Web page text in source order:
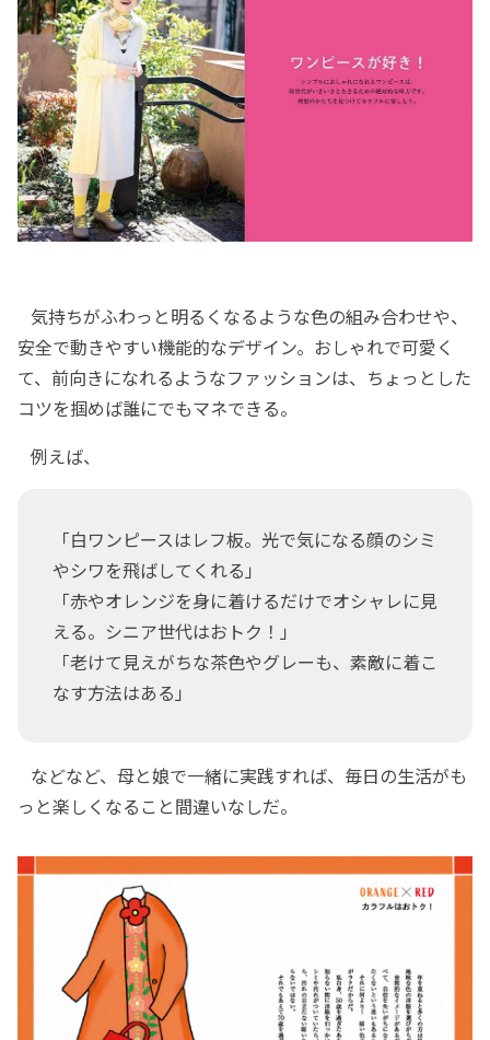
気持ちがふわっと明るくなるような色の組み合わせや、
安全で動きやすい機能的なデザイン。おしゃれで可愛く
て、前向きになれるようなファッションは、ちょっとした
コツを掴めば誰にでもマネできる。
例えば、
「白ワンピースはレフ板。光で気になる顔のシミ
やシワを飛ばしてくれる」
「赤やオレンジを身に着けるだけでオシャレに見
える。シニア世代はおトク！」
「老けて見えがちな茶色やグレーも、素敵に着こ
なす方法はある」
などなど、母と娘で一緒に実践すれば、毎日の生活がも
っと楽しくなること間違いなしだ。